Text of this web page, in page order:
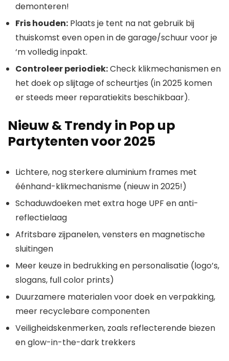
demonteren!
Fris houden: Plaats je tent na nat gebruik bij
thuiskomst even open in de garage/schuur voor je
‘m volledig inpakt.
Controleer periodiek:Check klikmechanismen en
het doek op slijtage of scheurtjes (in 2025 komen
er steeds meer reparatiekits beschikbaar).
Nieuw & Trendy in Pop up
Partytenten voor 2025
Lichtere, nog sterkere aluminium frames met
éénhand-klikmechanisme (nieuw in 2025!)
Schaduwdoeken met extra hoge UPF en anti-
reflectielaag
Afritsbare zijpanelen, vensters en magnetische
sluitingen
Meer keuze in bedrukking en personalisatie (logo’s,
slogans, full color prints)
Duurzamere materialen voor doek en verpakking,
meer recyclebare componenten
Veiligheidskenmerken, zoals reflecterende biezen
en glow-in-the-dark trekkers